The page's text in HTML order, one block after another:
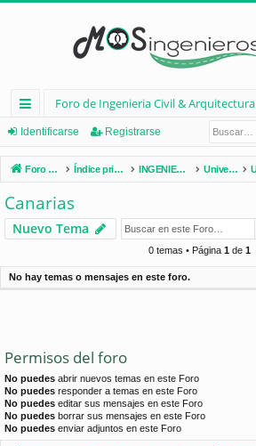
nl
ac
es
rá
pi
d
Foro de Ingenieria Civil & Arquitectura
Identificarse Registrarse
Foro de Ingenieria Civil & Arquitectura Índice principal INGENIERÍA CIVIL (España) Universidades de España
Canarias
Nuevo Tema
0 temas • Página 1de 1
No hay temas o mensajes en este foro.
Permisos del foro
No puedes abrir nuevos temas en este Foro
No puedes responder a temas en este Foro
No puedes editar sus mensajes en este Foro
No puedes borrar sus mensajes en este Foro
No puedes enviar adjuntos en este Foro